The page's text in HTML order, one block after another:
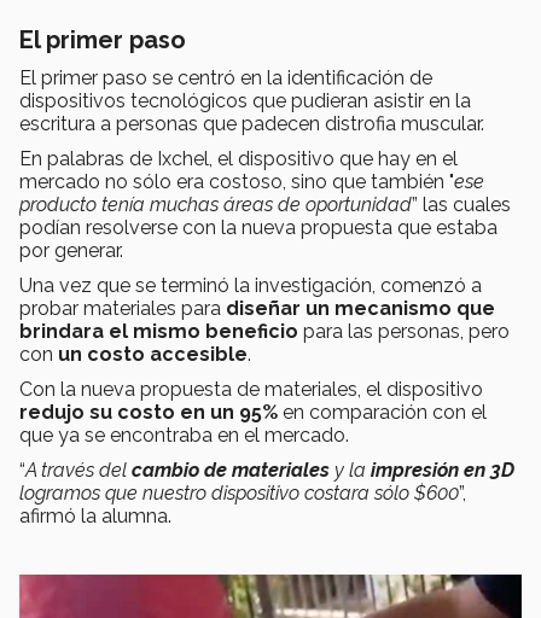
El primer paso
El primer paso se centró en la identificación de
dispositivos tecnológicos que pudieran asistir en la
escritura a personas que padecen distrofia muscular.
En palabras de Ixchel, el dispositivo que hay en el
mercado no sólo era costoso, sino que también "ese
producto tenía muchas áreas de oportunidad” las cuales
podían resolverse con la nueva propuesta que estaba
por generar.
Una vez que se terminó la investigación, comenzó a
probar materiales para diseñar un mecanismo que
brindara el mismo beneficio para las personas, pero
con un costo accesible.
Con la nueva propuesta de materiales, el dispositivo
redujo su costo en un 95% en comparación con el
que ya se encontraba en el mercado.
“A través del cambio de materiales y la impresión en 3D
logramos que nuestro dispositivo costara sólo $600”,
afirmó la alumna.